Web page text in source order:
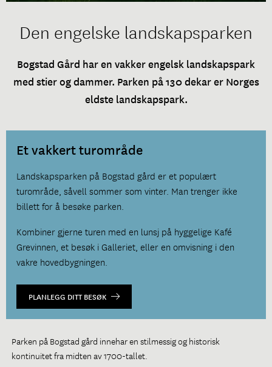
Den engelske landskapsparken
Bogstad Gård har en vakker engelsk landskapspark
med stier og dammer. Parken på 130 dekar er Norges
eldste landskapspark.
Et vakkert turområde
Landskapsparken på Bogstad gård er et populært
turområde, såvell sommer som vinter. Man trenger ikke
billett for å besøke parken.
Kombiner gjerne turen med en lunsj på hyggelige Kafé
Grevinnen, et besøk i Galleriet, eller en omvisning i den
vakre hovedbygningen.
PLANLEGG DITT BESØK
Parken på Bogstad gård innehar en stilmessig og historisk
kontinuitet fra midten av 1700-tallet.